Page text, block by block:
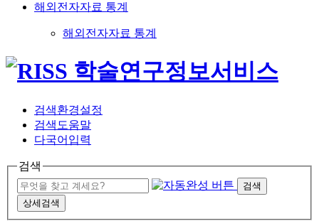
해외전자자료 통계
해외전자자료 통계
검색환경설정
검색도움말
다국어입력
검색
검색
상세검색